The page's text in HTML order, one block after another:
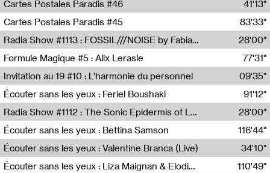
Cartes Postales Paradis #46
Sarah Banville
41'13"
Cartes Postales Paradis #45
Mateo Cuin
83'33"
Radia Show #1113 : FOSSIL///NOISE by Fabiana Gibim / Wave Farm
Wave Farm
28'00"
Formule Magique #5 : Alix Lerasle
Nathalie Lacroix
77'31"
Invitation au 19 #10 : L’harmonie du personnel
19, CRAC
09'35"
Écouter sans les yeux : Feriel Boushaki
Feriel Boushaki
91'12"
Radia Show #1112 : The Sonic Epidermis of Lake Léman by Paul Courlet / Guest Slot
28'00"
Écouter sans les yeux : Bettina Samson
Bettina Samson
116'44"
Écouter sans les yeux : Valentine Branca (Live)
Valentine Branca
34'10"
Écouter sans les yeux : Liza Maignan & Elodie Lecat
110'49"